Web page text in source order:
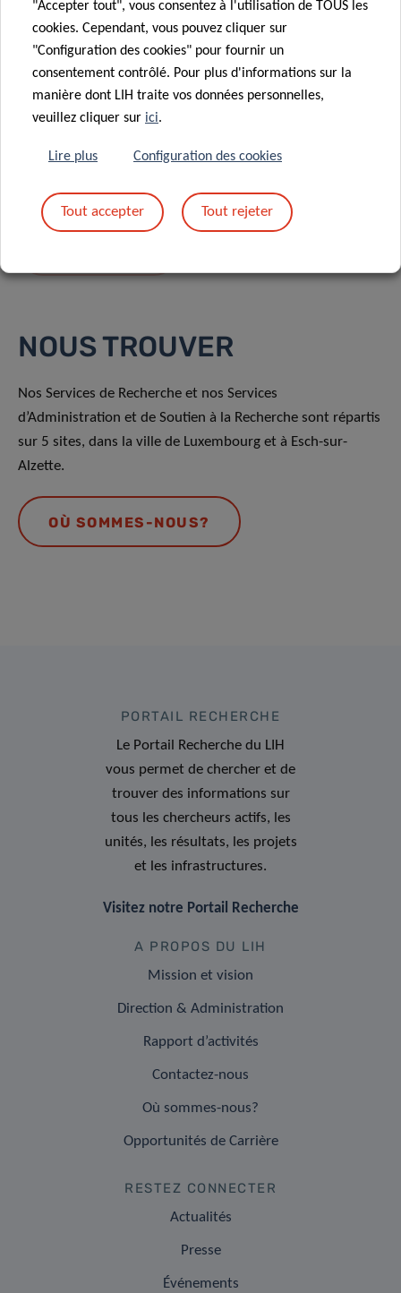
En envoyant votre message, vous acceptez
NOUS TROUVER
Nos Services de Recherche et nos Services
d’Administration et de Soutien à la Recherche sont répartis
sur 5 sites, dans la ville de Luxembourg et à Esch-sur-
Alzette.
OÙ SOMMES-NOUS?
PORTAIL RECHERCHE
Le Portail Recherche du LIH
vous permet de chercher et de
trouver des informations sur
tous les chercheurs actifs, les
unités, les résultats, les projets
et les infrastructures.
Visitez notre Portail Recherche
A PROPOS DU LIH
Mission et vision
Direction & Administration
Rapport d’activités
Contactez-nous
Où sommes-nous?
Opportunités de Carrière
RESTEZ CONNECTER
Actualités
Presse
Événements
"Accepter tout", vous consentez à l'utilisation de TOUS les
cookies. Cependant, vous pouvez cliquer sur
"Configuration des cookies" pour fournir un
consentement contrôlé. Pour plus d'informations sur la
manière dont LIH traite vos données personnelles,
veuillez cliquer sur ici.
Lire plus Configuration des cookies
Tout accepter Tout rejeter